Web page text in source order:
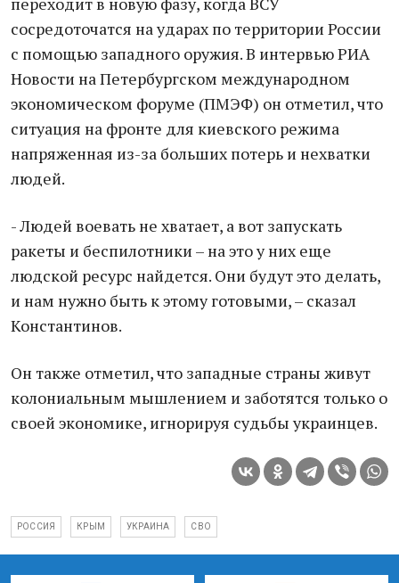
сосредоточатся на ударах по территории России
с помощью западного оружия. В интервью РИА
Новости на Петербургском международном
экономическом форуме (ПМЭФ) он отметил, что
ситуация на фронте для киевского режима
напряженная из-за больших потерь и нехватки
людей.
- Людей воевать не хватает, а вот запускать
ракеты и беспилотники – на это у них еще
людской ресурс найдется. Они будут это делать,
и нам нужно быть к этому готовыми, – сказал
Константинов.
Он также отметил, что западные страны живут
колониальным мышлением и заботятся только о
своей экономике, игнорируя судьбы украинцев.
РОССИЯ КРЫМ УКРАИНА СВО